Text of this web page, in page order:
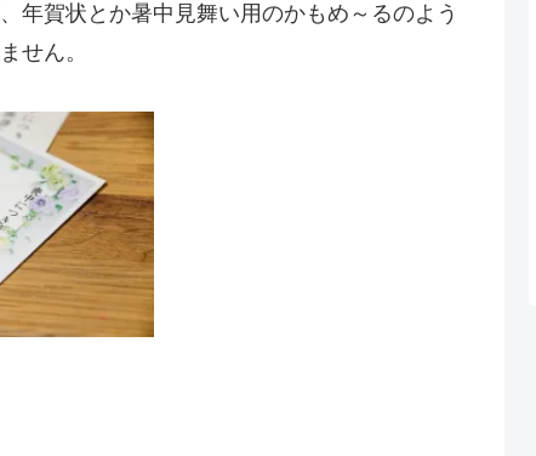
年賀状とか暑中見舞い用のかもめ～るのよう
せん。